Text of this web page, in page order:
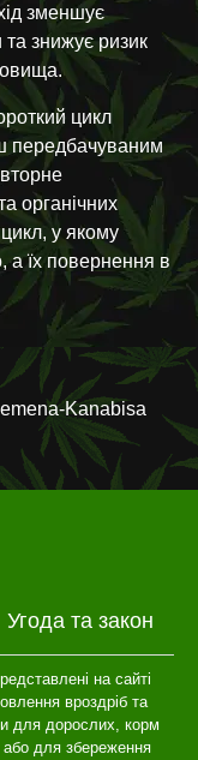
зменшує
знижує ризик
цикл
передбачуваним
органічних
у якому
а їх повернення в
Kanabisa
Угода та закон
на сайті
вроздріб та
для дорослих, корм
або для збереження